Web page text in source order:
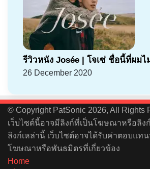
รีวิวหนัง Josée | โจเซ่ ชื่อนี้ที่ผมไ
26 December 2020
© Copyright PatSonic 2026, All Rights
เว็บไซต์นี้อาจมีลิงก์ที่เป็นโฆษณาหรือลิ
ลิงก์เหล่านี้ เว็บไซต์อาจได้รับค่าตอบแท
โฆษณาหรือพันธมิตรที่เกี่ยวข้อง
Home